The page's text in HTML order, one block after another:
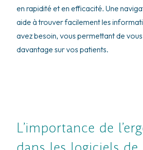
en rapidité et en efficacité. Une
aide à trouver facilement les
avez besoin, vous permettant de
davantage sur vos patients.
L’importance de